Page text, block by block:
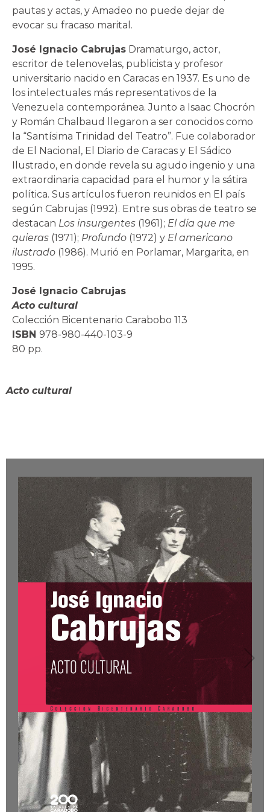
pautas y actas, y Amadeo no puede dejar de
evocar su fracaso marital.
José Ignacio Cabrujas Dramaturgo, actor,
escritor de telenovelas, publicista y profesor
universitario nacido en Caracas en 1937. Es uno de
los intelectuales más representativos de la
Venezuela contemporánea. Junto a Isaac Chocrón
y Román Chalbaud llegaron a ser conocidos como
la “Santísima Trinidad del Teatro”. Fue colaborador
de El Nacional, El Diario de Caracas y El Sádico
Ilustrado, en donde revela su agudo ingenio y una
extraordinaria capacidad para el humor y la sátira
política. Sus artículos fueron reunidos en El país
según Cabrujas (1992). Entre sus obras de teatro se
destacan Los insurgentes (1961); El día que me
quieras (1971); Profundo (1972) y El americano
ilustrado (1986). Murió en Porlamar, Margarita, en
1995.
José Ignacio Cabrujas
Acto cultural
Colección Bicentenario Carabobo 113
ISBN 978-980-440-103-9
80 pp.
Acto cultural